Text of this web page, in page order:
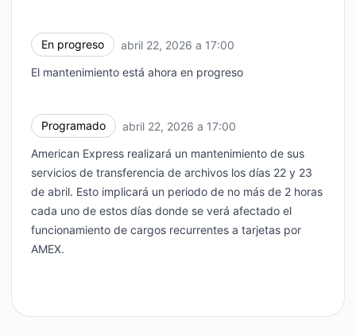
En progreso abril 22, 2026 a 17:00
El mantenimiento está ahora en progreso
Programado abril 22, 2026 a 17:00
American Express realizará un mantenimiento de sus
servicios de transferencia de archivos los días 22 y 23
de abril. Esto implicará un periodo de no más de 2 horas
cada uno de estos días donde se verá afectado el
funcionamiento de cargos recurrentes a tarjetas por
AMEX.